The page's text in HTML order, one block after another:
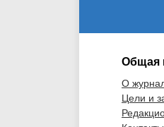
Общая
О
Цели и